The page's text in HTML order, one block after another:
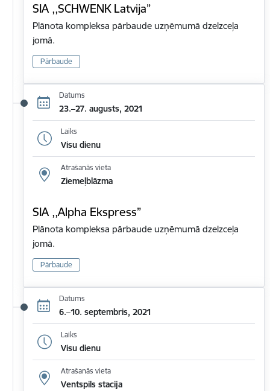
SIA ,,SCHWENK Latvija”
Plānota kompleksa pārbaude uzņēmumā dzelzceļa
jomā.
Pārbaude
Datums
23.–27. augusts, 2021
Laiks
Visu dienu
Atrašanās vieta
Ziemeļblāzma
SIA ,,Alpha Ekspress”
Plānota kompleksa pārbaude uzņēmumā dzelzceļa
jomā.
Pārbaude
Datums
6.–10. septembris, 2021
Laiks
Visu dienu
Atrašanās vieta
Ventspils stacija